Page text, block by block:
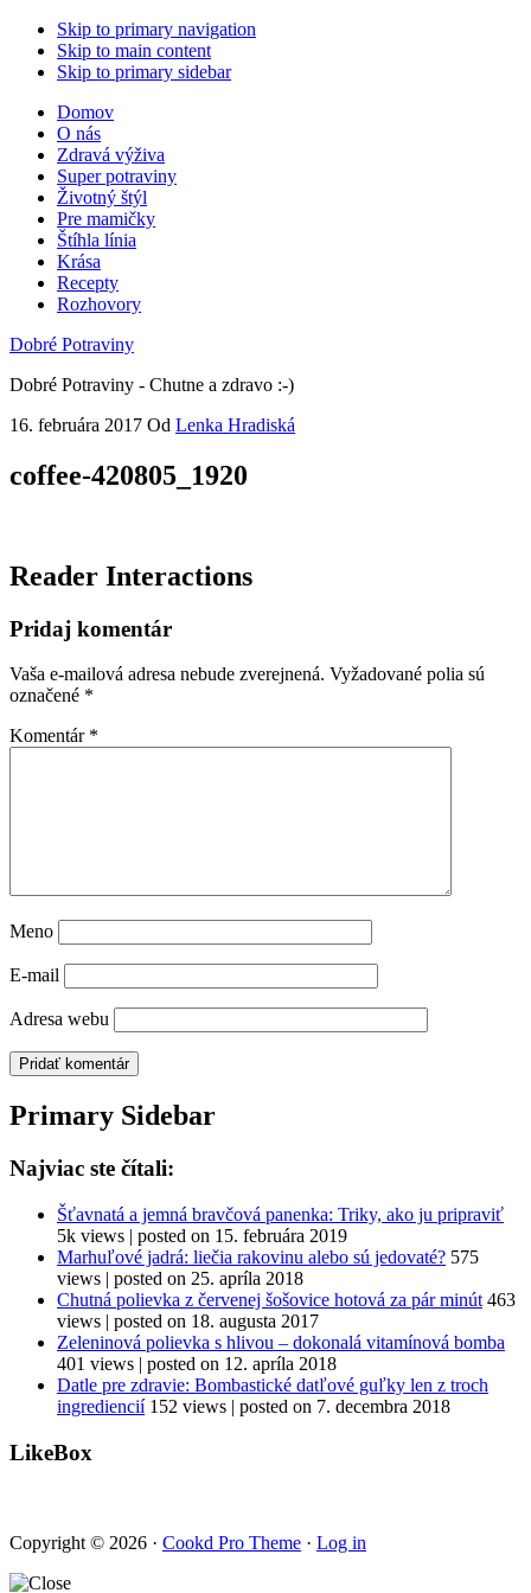
Skip to primary navigation
Skip to main content
Skip to primary sidebar
Domov
O nás
Zdravá výživa
Super potraviny
Životný štýl
Pre mamičky
Štíhla línia
Krása
Recepty
Rozhovory
Dobré Potraviny
Dobré Potraviny - Chutne a zdravo :-)
16. februára 2017 Od Lenka Hradiská
coffee-420805_1920
Reader Interactions
Pridaj komentár
Vaša e-mailová adresa nebude zverejnená. Vyžadované polia sú
označené *
Komentár *
Meno
E-mail
Adresa webu
Primary Sidebar
Najviac ste čítali:
Šťavnatá a jemná bravčová panenka: Triky, ako ju pripraviť
5k views | posted on 15. februára 2019
Marhuľové jadrá: liečia rakovinu alebo sú jedovaté? 575
views | posted on 25. apríla 2018
Chutná polievka z červenej šošovice hotová za pár minút 463
views | posted on 18. augusta 2017
Zeleninová polievka s hlivou – dokonalá vitamínová bomba
401 views | posted on 12. apríla 2018
Datle pre zdravie: Bombastické datľové guľky len z troch
ingrediencií 152 views | posted on 7. decembra 2018
LikeBox
Copyright © 2026 · Cookd Pro Theme · Log in